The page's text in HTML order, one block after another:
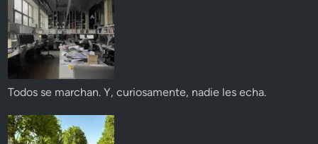
Todos se marchan. Y, curiosamente, nadie les echa.